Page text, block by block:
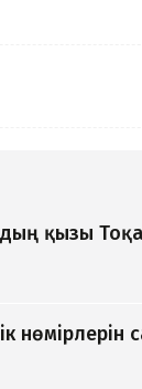
қызы
нөмірлерін